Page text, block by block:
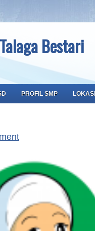
Bestari
PROFIL SMP